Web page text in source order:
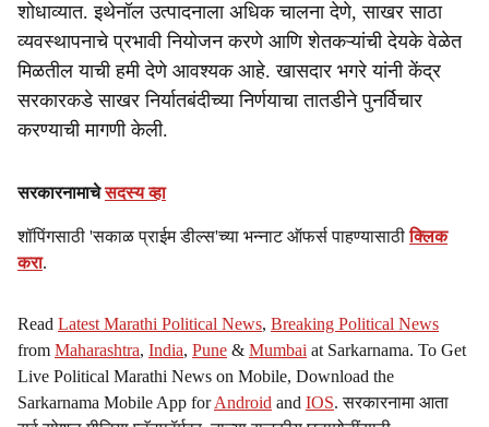
शोधाव्यात. इथेनॉल उत्पादनाला अधिक चालना देणे, साखर साठा
व्यवस्थापनाचे प्रभावी नियोजन करणे आणि शेतकऱ्यांची देयके वेळेत
मिळतील याची हमी देणे आवश्यक आहे. खासदार भगरे यांनी केंद्र
सरकारकडे साखर निर्यातबंदीच्या निर्णयाचा तातडीने पुनर्विचार
करण्याची मागणी केली.
सरकारनामाचेसदस्य व्हा
शॉपिंगसाठी 'सकाळ प्राईम डील्स'च्या भन्नाट ऑफर्स पाहण्यासाठीक्लिक
करा.
Read Latest Marathi Political News, Breaking Political News
from Maharashtra, India, Pune & Mumbai at Sarkarnama. To Get
Live Political Marathi News on Mobile, Download the
Sarkarnama Mobile App forAndroid and IOS. सरकारनामा आता